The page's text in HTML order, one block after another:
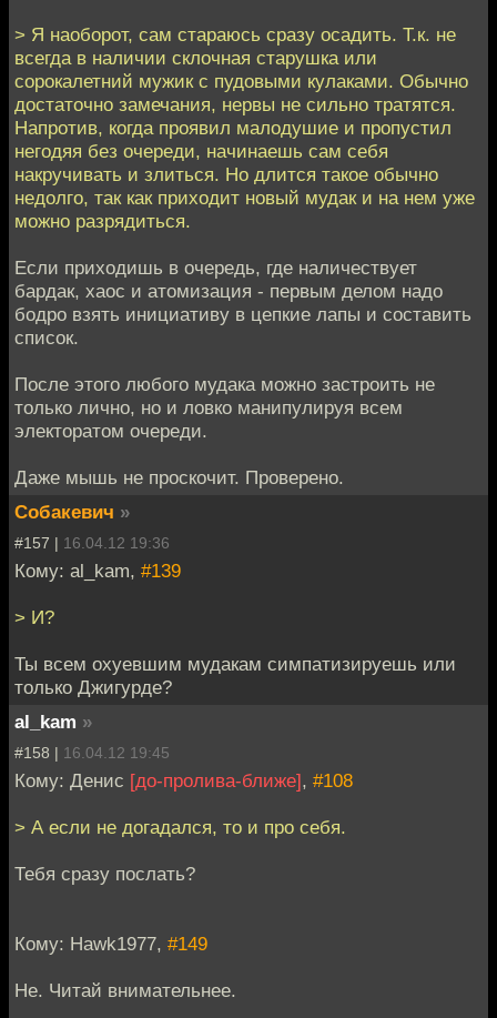
> Я наоборот, сам стараюсь сразу осадить. Т.к. не
всегда в наличии склочная старушка или
сорокалетний мужик с пудовыми кулаками. Обычно
достаточно замечания, нервы не сильно тратятся.
Напротив, когда проявил малодушие и пропустил
негодяя без очереди, начинаешь сам себя
накручивать и злиться. Но длится такое обычно
недолго, так как приходит новый мудак и на нем уже
можно разрядиться.
Если приходишь в очередь, где наличествует
бардак, хаос и атомизация - первым делом надо
бодро взять инициативу в цепкие лапы и составить
список.
После этого любого мудака можно застроить не
только лично, но и ловко манипулируя всем
электоратом очереди.
Даже мышь не проскочит. Проверено.
Собакевич »
#157 | 16.04.12 19:36
Кому: al_kam, #139
> И?
Ты всем охуевшим мудакам симпатизируешь или
только Джигурде?
al_kam »
#158 | 16.04.12 19:45
Кому: Денис [до-пролива-ближе], #108
> А если не догадался, то и про себя.
Тебя сразу послать?
Кому: Hawk1977, #149
Не. Читай внимательнее.